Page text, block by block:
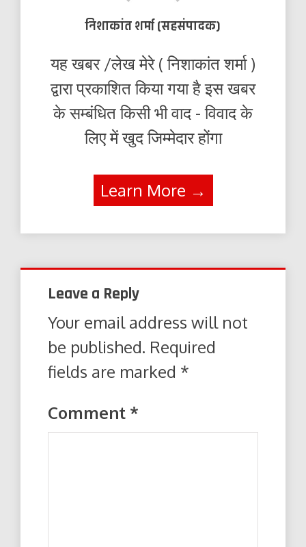
निशाकांत शर्मा (सहसंपादक)
यह खबर /लेख मेरे ( निशाकांत शर्मा )
द्वारा प्रकाशित किया गया है इस खबर
के सम्बंधित किसी भी वाद - विवाद के
लिए में खुद जिम्मेदार होंगा
Learn More →
Leave a Reply
Your email address will not
be published. Required
fields are marked *
Comment *